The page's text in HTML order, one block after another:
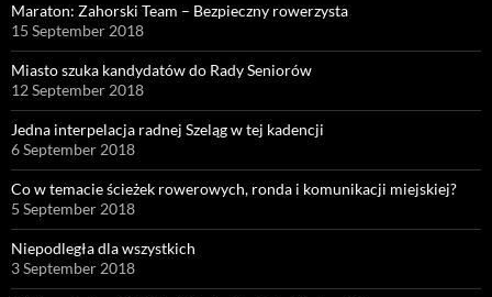
Maraton: Zahorski Team – Bezpieczny rowerzysta
15 September 2018
Miasto szuka kandydatów do Rady Seniorów
12 September 2018
Jedna interpelacja radnej Szeląg w tej kadencji
6 September 2018
Co w temacie ścieżek rowerowych, ronda i komunikacji miejskiej?
5 September 2018
Niepodległa dla wszystkich
3 September 2018